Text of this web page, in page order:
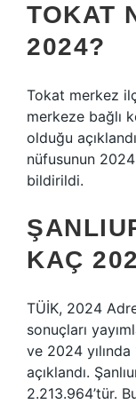
TOKAT
2024?
Tokat merkez
merkeze bağlı
olduğu
nüfusunun
bildirildi.
KAÇ
TÜİK, 2024
sonuçları
ve 2024
açıklandı.
2.213.964’tür.